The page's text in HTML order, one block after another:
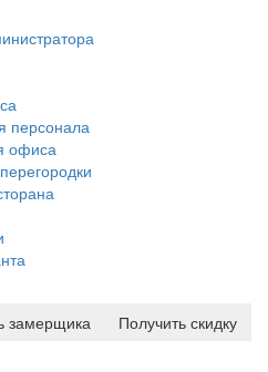
персонала
офиса
замерщика
Получить скидку